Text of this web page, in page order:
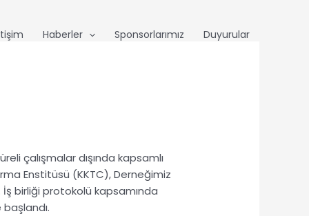
Haberler Sponsorlarımız Duyurular
çalışmalar dışında kapsamlı
Enstitüsü (KKTC), Derneğimiz
birliği protokolü kapsamında